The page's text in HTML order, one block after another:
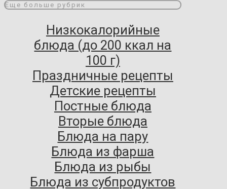
Еще больше рубрик
Низкокалорийные
блюда (до 200 ккал на
100 г)
Праздничные рецепты
Детские рецепты
Постные блюда
Вторые блюда
Блюда на пару
Блюда из фарша
Блюда из рыбы
Блюда из субпродуктов